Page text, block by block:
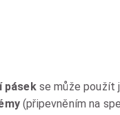
pásekse může použít
(připevněním na